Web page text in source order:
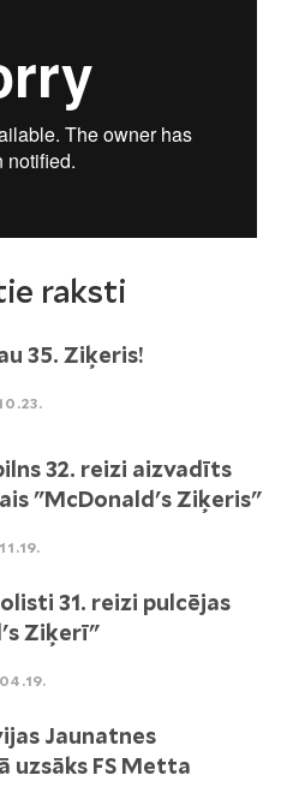
raksti
35. Ziķeris!
32. reizi aizvadīts
"McDonald's Ziķeris"
31. reizi pulcējas
Ziķerī"
Jaunatnes
uzsāks FS Metta